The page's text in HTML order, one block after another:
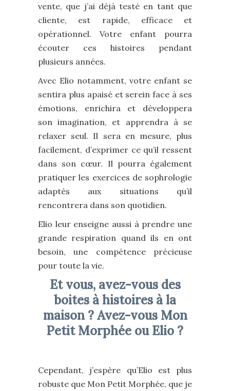
vente, que j’ai déjà testé en tant que
cliente, est rapide, efficace et
opérationnel. Votre enfant pourra
écouter ces histoires pendant
plusieurs années.
Avec Elio notamment, votre enfant se
sentira plus apaisé et serein face à ses
émotions, enrichira et développera
son imagination, et apprendra à se
relaxer seul. Il sera en mesure, plus
facilement, d’exprimer ce qu’il ressent
dans son cœur. Il pourra également
pratiquer les exercices de sophrologie
adaptés aux situations qu’il
rencontrera dans son quotidien.
Elio leur enseigne aussi à prendre une
grande respiration quand ils en ont
besoin, une compétence précieuse
pour toute la vie.
Et vous, avez-vous des
boites à histoires à la
maison ? Avez-vous Mon
Petit Morphée ou Elio ?
Cependant, j’espère qu’Elio est plus
robuste que Mon Petit Morphée, que je